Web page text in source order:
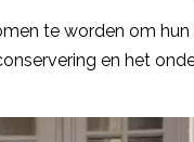
te worden om
en het